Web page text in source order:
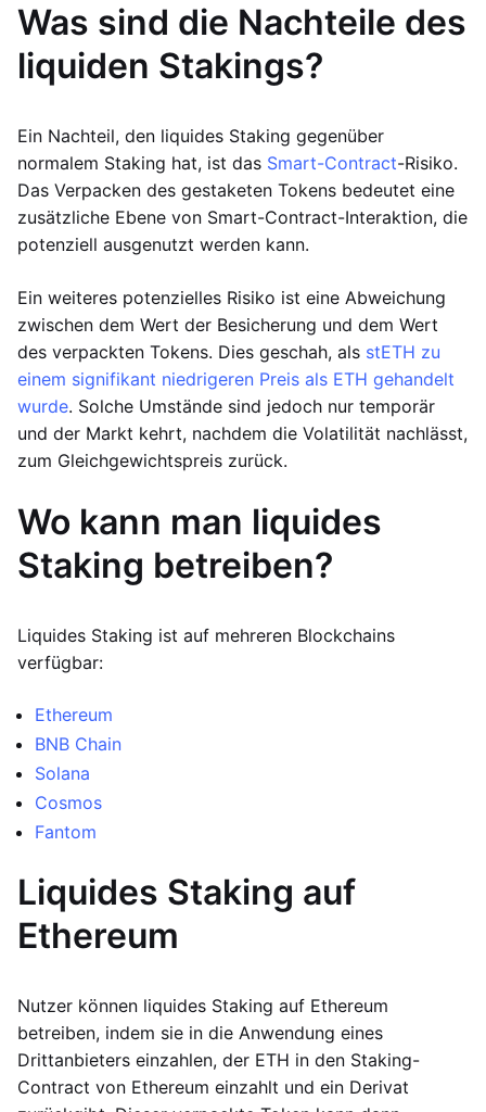
Was sind die Nachteile des
liquiden Stakings?
Ein Nachteil, den liquides Staking gegenüber
normalem Staking hat, ist das Smart-Contract-Risiko.
Das Verpacken des gestaketen Tokens bedeutet eine
zusätzliche Ebene von Smart-Contract-Interaktion, die
potenziell ausgenutzt werden kann.
Ein weiteres potenzielles Risiko ist eine Abweichung
zwischen dem Wert der Besicherung und dem Wert
des verpackten Tokens. Dies geschah, als stETH zu
einem signifikant niedrigeren Preis als ETH gehandelt
wurde. Solche Umstände sind jedoch nur temporär
und der Markt kehrt, nachdem die Volatilität nachlässt,
zum Gleichgewichtspreis zurück.
Wo kann man liquides
Staking betreiben?
Liquides Staking ist auf mehreren Blockchains
verfügbar:
Ethereum
BNB Chain
Solana
Cosmos
Fantom
Liquides Staking auf
Ethereum
Nutzer können liquides Staking auf Ethereum
betreiben, indem sie in die Anwendung eines
Drittanbieters einzahlen, der ETH in den Staking-
Contract von Ethereum einzahlt und ein Derivat